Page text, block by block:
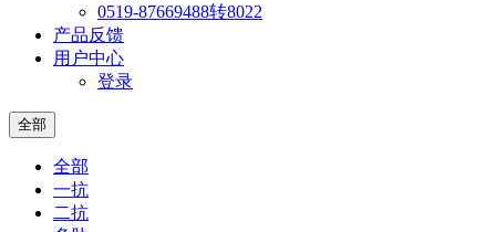
0519-87669488转8022
产品反馈
用户中心
登录
全部
全部
一抗
二抗